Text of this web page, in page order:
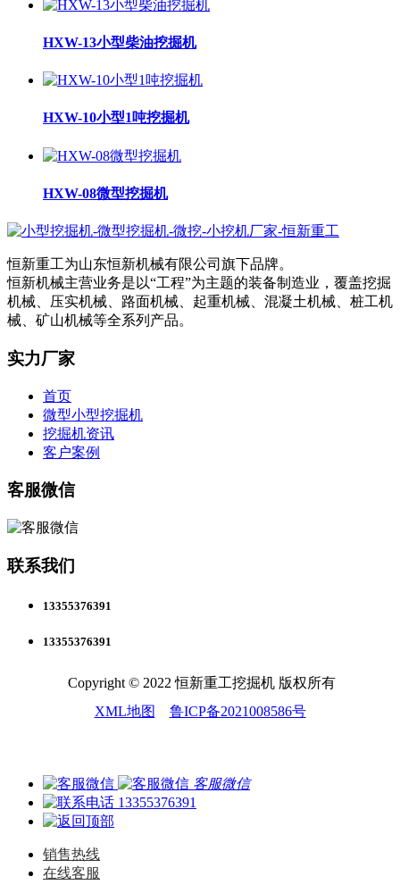
HXW-13小型柴油挖掘机
HXW-10小型1吨挖掘机
HXW-08微型挖掘机
恒新重工为山东恒新机械有限公司旗下品牌。
恒新机械主营业务是以“工程”为主题的装备制造业，覆盖挖掘
机械、压实机械、路面机械、起重机械、混凝土机械、桩工机
械、矿山机械等全系列产品。
实力厂家
首页
微型小型挖掘机
挖掘机资讯
客户案例
客服微信
联系我们
13355376391
13355376391
Copyright © 2022 恒新重工挖掘机 版权所有
XML地图
鲁ICP备2021008586号
客服微信
13355376391
销售热线
在线客服